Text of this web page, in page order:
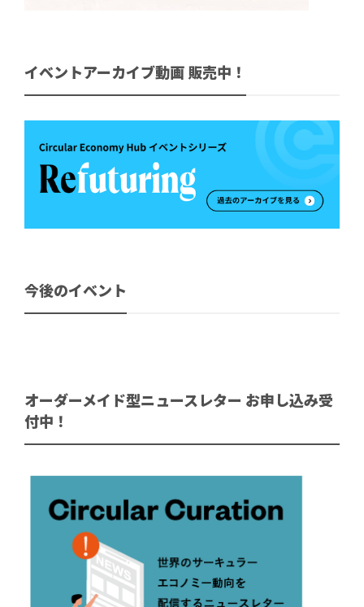
イベントアーカイブ動画 販売中！
今後のイベント
オーダーメイド型ニュースレター お申し込み受
付中！